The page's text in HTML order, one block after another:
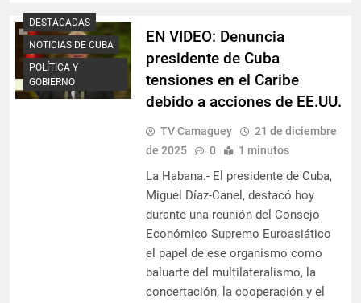
DESTACADAS
NOTICIAS DE CUBA
POLÍTICA Y
GOBIERNO
EN VIDEO: Denuncia
presidente de Cuba
tensiones en el Caribe
debido a acciones de EE.UU.
TV Camaguey
21 de diciembre
de 2025
0 1 minutos
La Habana.- El presidente de Cuba,
Miguel Díaz-Canel, destacó hoy
durante una reunión del Consejo
Económico Supremo Euroasiático
el papel de ese organismo como
baluarte del multilateralismo, la
concertación, la cooperación y el